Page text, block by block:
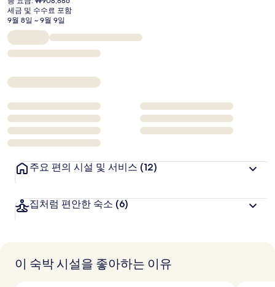
가
격
은
₩692,878
세금 및 수수료 포함
9월 8일 ~ 9월 9일
주요 편의 시설 및 서비스 (12)
집처럼 편안한 숙소 (6)
이 숙박 시설을 좋아하는 이유